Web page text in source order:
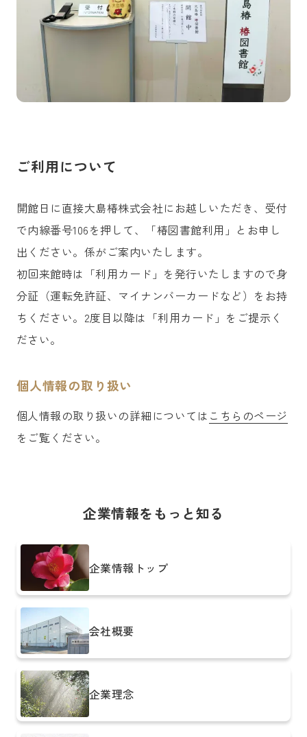
ご利用について
開館日に直接大島椿株式会社にお越しいただき、受付
で内線番号106を押して、「椿図書館利用」とお申し
出ください。係がご案内いたします。
初回来館時は「利用カード」を発行いたしますので身
分証（運転免許証、マイナンバーカードなど）をお持
ちください。2度目以降は「利用カード」をご提示く
ださい。
個人情報の取り扱い
個人情報の取り扱いの詳細については こちらのページ
をご覧ください。
企業情報をもっと知る
企業情報トップ
会社概要
企業理念